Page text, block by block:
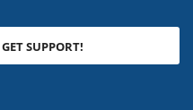
GET SUPPORT!